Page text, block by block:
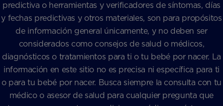
predictiva o herramientas y verificadores de síntomas, días
y fechas predictivas y otros materiales, son para propósitos
de información general únicamente, y no deben ser
considerados como consejos de salud o médicos,
diagnósticos o tratamientos para ti o tu bebé por nacer. La
información en este sitio no es precisa ni específica para ti
o para tu bebé por nacer. Busca siempre la consulta con tu
médico o asesor de salud para cualquier pregunta que